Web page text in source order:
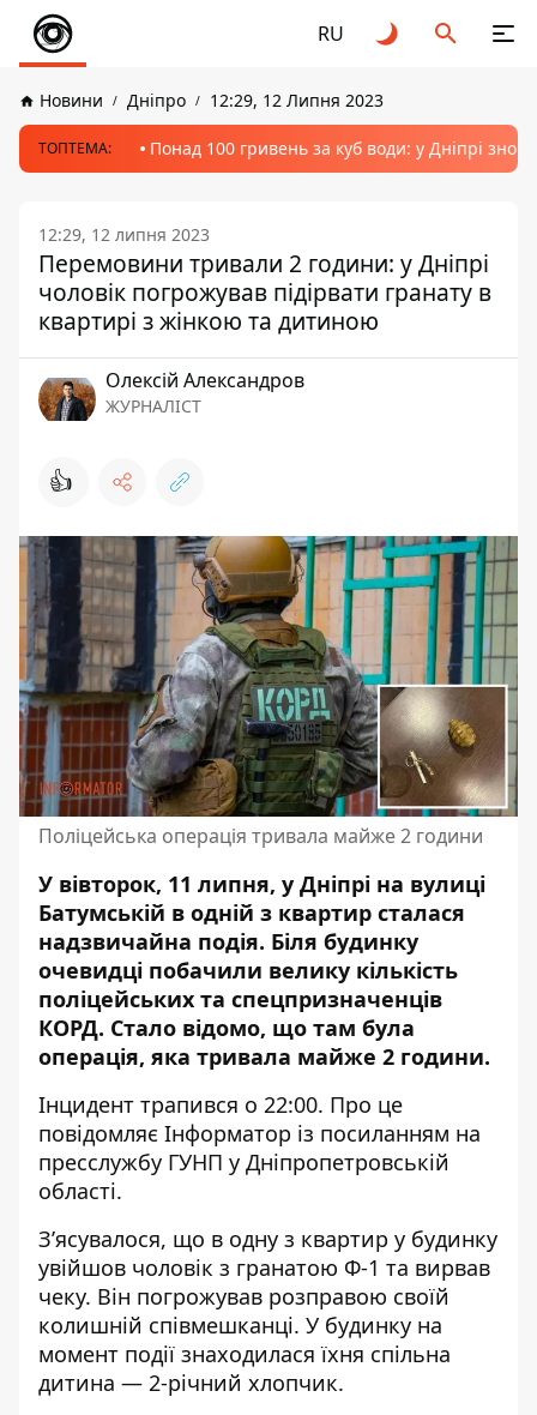
RU
Новини Дніпро 12:29, 12 Липня 2023
ТОПТЕМА: Понад 100 гривень за куб води: у Дніпрі
12:29, 12 липня 2023
Перемовини тривали 2 години: у Дніпрі
чоловік погрожував підірвати гранату в
квартирі з жінкою та дитиною
Олексій Александров
ЖУРНАЛІСТ
👍
Поліцейська операція тривала майже 2 години
У вівторок, 11 липня, у Дніпрі на вулиці
Батумській в одній з квартир сталася
надзвичайна подія. Біля будинку
очевидці побачили велику кількість
поліцейських та спецпризначенців
КОРД. Стало відомо, що там була
операція, яка тривала майже 2 години.
Інцидент трапився о 22:00. Про це
повідомляє Інформатор із посиланням на
пресслужбу ГУНП у Дніпропетровській
області.
З’ясувалося, що в одну з квартир у будинку
увійшов чоловік з гранатою Ф-1 та вирвав
чеку. Він погрожував розправою своїй
колишній співмешканці. У будинку на
момент події знаходилася їхня спільна
дитина — 2-річний хлопчик.